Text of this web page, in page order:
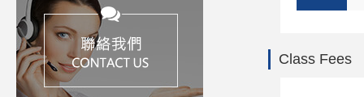
Class Fees